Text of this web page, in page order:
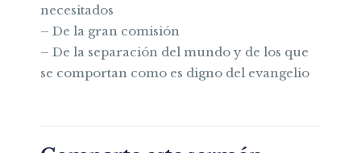
necesitados
– De la gran comisión
– De la separación del mundo y de los que
se comportan como es digno del evangelio